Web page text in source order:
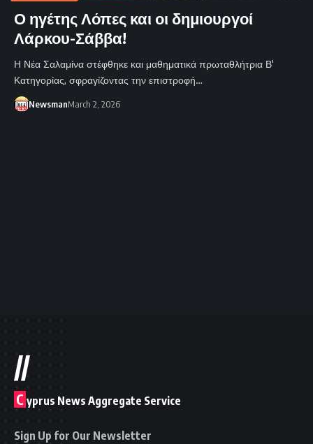
Ο ηγέτης Λόπες και οι δημιουργοί
Λάρκου-Σάββα!
Η Νέα Σαλαμίνα στέφθηκε και μαθηματικά πρωταθλήτρια Β'
Κατηγορίας, σφραγίζοντας την επιστροφή…
NewsmanMarch 2, 2026
//
C yprus News Aggregate Service
Sign Up for Our Newsletter